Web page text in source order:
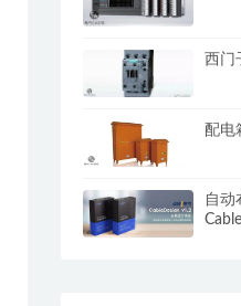
西门
配电
自动